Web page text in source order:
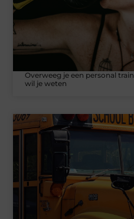
Overweeg je een personal
wil je weten